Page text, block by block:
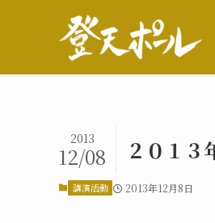
２０１
2013
12/08
講演活動 2013年12月8日